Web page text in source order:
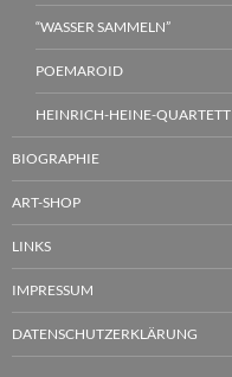
“WASSER SAMMELN”
POEMAROID
HEINRICH-HEINE-QUARTETT
BIOGRAPHIE
ART-SHOP
LINKS
IMPRESSUM
DATENSCHUTZERKLÄRUNG